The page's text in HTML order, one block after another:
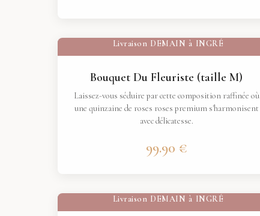
Livraison DEMAIN à INGRÉ
Bouquet Du Fleuriste (taille M)
Laissez-vous séduire par cette composition raffinée où
une quinzaine de roses roses premium s'harmonisent
avec délicatesse.
99.90 €
Livraison DEMAIN à INGRÉ